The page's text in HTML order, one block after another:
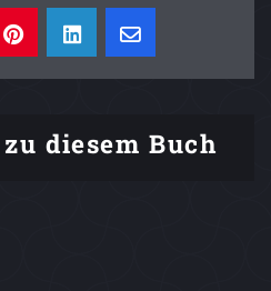
diesem Buch